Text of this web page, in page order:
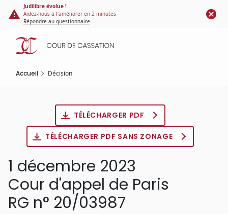
Panneau de gestion des cookies
contenu
principal
Judilibre évolue !
Aidez-nous à l'améliorer en 2 minutes
Répondre au questionnaire
Accueil Décision
TÉLÉCHARGER PDF
TÉLÉCHARGER PDF SANS ZONAGE
1 décembre 2023
Cour d'appel de Paris
RG n° 20/03987